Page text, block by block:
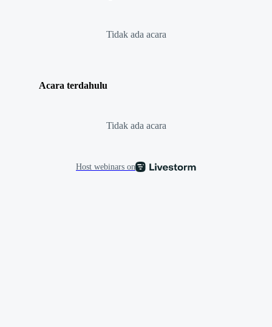
Tidak ada acara
Acara terdahulu
Tidak ada acara
Host webinars on